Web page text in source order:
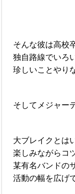
そんな彼は高校
独自路線でいろ
珍しいことやり
そしてメジャー
大ブレイクとは
楽しみながらコ
某有名バンドの
活動の幅を広げ